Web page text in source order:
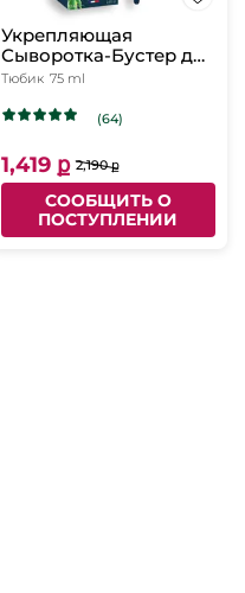
Укрепляющая
Сыворотка-Бустер для
Кожи Головы с
ослабленных и
волос, 75мл
Тюбик 75 ml
(64)
1,419 ք 2,190 ք
СООБЩИТЬ О
ПОСТУПЛЕНИИ